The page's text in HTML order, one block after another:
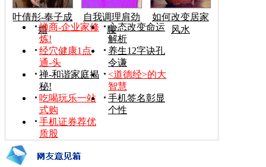
叶倩彤-奉子成
婚
自我调理肩劲
腰
如何改变居家
风水
禅商-企业家修
炼!
心态改变命运
解析
经穴健康1点
通-头
养生12字诀孔
令谦
禅-和谐家庭揭
秘!
<道德经>的大
智慧
吃喝玩乐一站
式购
手机签名彰显
个性
手机证券荐优
质股